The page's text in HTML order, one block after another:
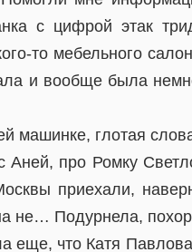
с цифрой этак
то мебельного
и вообще была
машинке, глотая
про Ромку
приехали,
не… Подурнела,
еще, что Катя